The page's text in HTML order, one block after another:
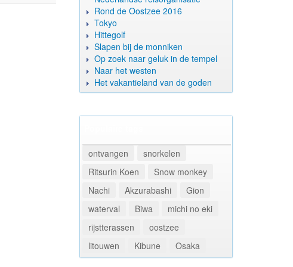
Rond de Oostzee 2016
Tokyo
Hittegolf
Slapen bij de monniken
Op zoek naar geluk in de tempel
Naar het westen
Het vakantieland van de goden
ontvangen
snorkelen
Ritsurin Koen
Snow monkey
Nachi
Akzurabashi
Gion
waterval
Biwa
michi no eki
rijstterassen
oostzee
litouwen
Kibune Osaka